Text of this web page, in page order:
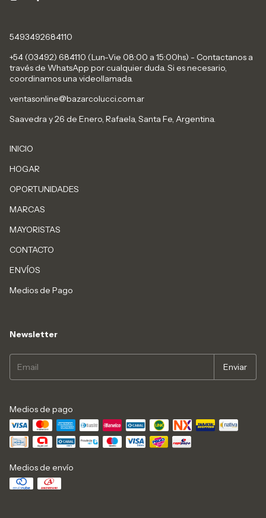
5493492684110
+54 (03492) 684110 (Lun-Vie 08:00 a 15:00hs) - Contactanos a
través de WhatsApp por cualquier duda. Si es necesario,
coordinamos una videollamada.
ventasonline@bazarcolucci.com.ar
Saavedra y 26 de Enero, Rafaela, Santa Fe, Argentina.
INICIO
HOGAR
OPORTUNIDADES
MARCAS
MAYORISTAS
CONTACTO
ENVÍOS
Medios de Pago
Newsletter
Medios de pago
Medios de envío